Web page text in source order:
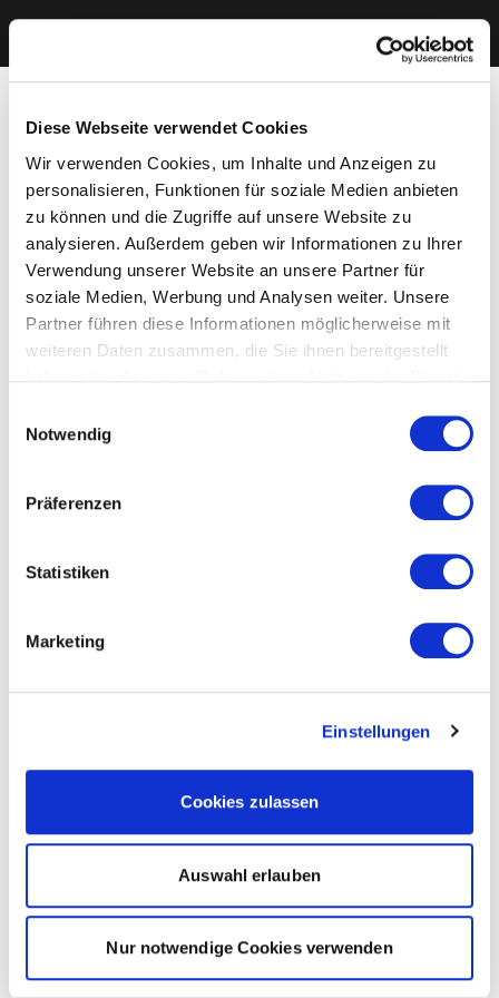
Diese Webseite verwendet Cookies
Wir verwenden Cookies, um Inhalte und Anzeigen zu
personalisieren, Funktionen für soziale Medien anbieten
zu können und die Zugriffe auf unsere Website zu
analysieren. Außerdem geben wir Informationen zu Ihrer
Verwendung unserer Website an unsere Partner für
soziale Medien, Werbung und Analysen weiter. Unsere
Partner führen diese Informationen möglicherweise mit
weiteren Daten zusammen, die Sie ihnen bereitgestellt
Cookies, wenn Sie unsere Webseite weiterhin nutzen.
Notwendig
Präferenzen
Statistiken
Marketing
Einstellungen
Cookies zulassen
Auswahl erlauben
Nur notwendige Cookies verwenden